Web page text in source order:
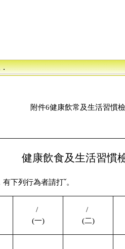
．
附件6健康飲常及生活習慣
健康飲食及生活習慣
有下列行為者請打ˇ。
/
(一)
/
(二)